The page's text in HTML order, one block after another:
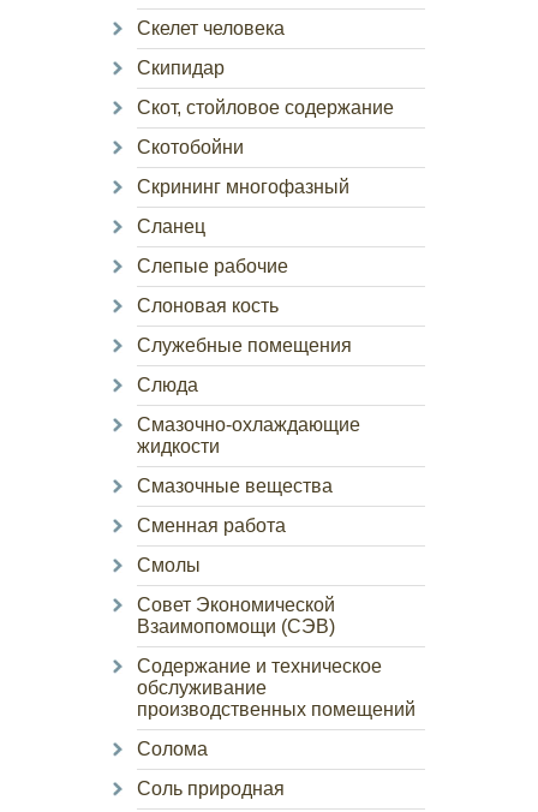
Скелет человека
Скипидар
Скот, стойловое содержание
Скотобойни
Скрининг многофазный
Сланец
Слепые рабочие
Слоновая кость
Служебные помещения
Слюда
Смазочно-охлаждающие
жидкости
Смазочные вещества
Сменная работа
Смолы
Совет Экономической
Взаимопомощи (СЭВ)
Содержание и техническое
обслуживание
производственных помещений
Солома
Соль природная